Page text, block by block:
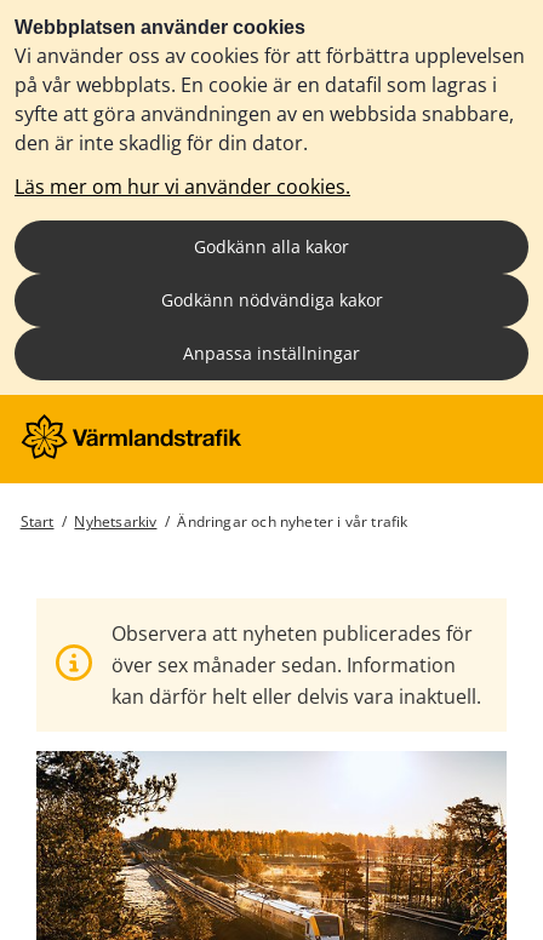
Webbplatsen använder cookies
Vi använder oss av cookies för att förbättra upplevelsen
på vår webbplats. En cookie är en datafil som lagras i
syfte att göra användningen av en webbsida snabbare,
den är inte skadlig för din dator.
Läs mer om hur vi använder cookies.
Godkänn alla kakor
Godkänn nödvändiga kakor
Anpassa inställningar
Start / Nyhetsarkiv / Ändringar och nyheter i vår trafik
Observera att nyheten publicerades för
över sex månader sedan. Information
kan därför helt eller delvis vara inaktuell.